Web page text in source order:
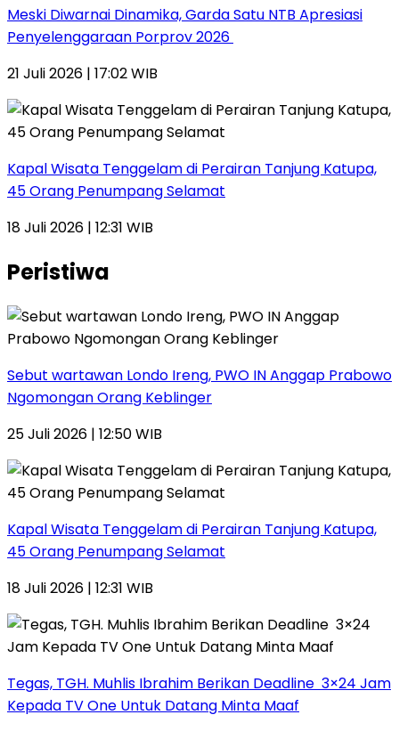
Meski Diwarnai Dinamika, Garda Satu NTB Apresiasi
Penyelenggaraan Porprov 2026 ‎
21 Juli 2026 | 17:02 WIB
Kapal Wisata Tenggelam di Perairan Tanjung Katupa,
45 Orang Penumpang Selamat
18 Juli 2026 | 12:31 WIB
Peristiwa
Sebut wartawan Londo Ireng, PWO IN Anggap Prabowo
Ngomongan Orang Keblinger
25 Juli 2026 | 12:50 WIB
Kapal Wisata Tenggelam di Perairan Tanjung Katupa,
45 Orang Penumpang Selamat
18 Juli 2026 | 12:31 WIB
Tegas, TGH. Muhlis Ibrahim Berikan Deadline 3×24 Jam
Kepada TV One Untuk Datang Minta Maaf